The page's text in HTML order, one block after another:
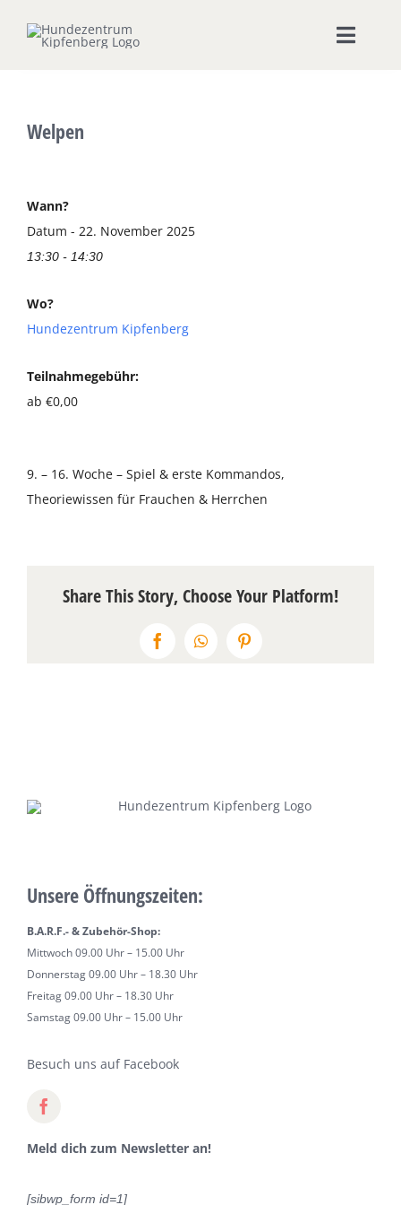
Inhalt
Toggle
Seminare & Workshops
Unsere Shops
Ernährungsberatung
Terminkalender
Öffnungszeiten
Welpen
Wann?
Datum - 22. November 2025
13:30 - 14:30
Wo?
Hundezentrum Kipfenberg
Teilnahmegebühr:
ab €0,00
9. – 16. Woche – Spiel & erste Kommandos,
Theoriewissen für Frauchen & Herrchen
Share This Story, Choose Your Platform!
FacebookWhatsAppPinterest
Unsere Öffnungszeiten:
B.A.R.F.- & Zubehör-Shop:
Mittwoch 09.00 Uhr – 15.00 Uhr
Donnerstag 09.00 Uhr – 18.30 Uhr
Freitag 09.00 Uhr – 18.30 Uhr
Samstag 09.00 Uhr – 15.00 Uhr
Besuch uns auf Facebook
Meld dich zum Newsletter an!
[sibwp_form id=1]